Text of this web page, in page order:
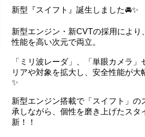
新型『スイフト』誕生しました🚘✨
新型エンジン・新CVTの採用により
性能を高い次元で両立。
「ミリ波レーダ」、「単眼カメラ」
リアや対象を拡大し、安全性能が大
✨
新型エンジン搭載で「スイフト」の
承しながら、個性を磨き上げたスタ
新！！